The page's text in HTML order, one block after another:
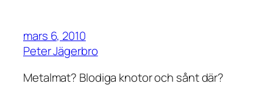
mars 6, 2010
Peter Jägerbro
Metalmat? Blodiga knotor och sånt där?